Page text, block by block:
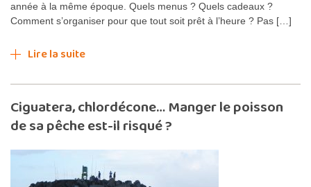
année à la même époque. Quels menus ? Quels cadeaux ?
Comment s’organiser pour que tout soit prêt à l’heure ? Pas […]
Lire la suite
Ciguatera, chlordécone… Manger le poisson
de sa pêche est-il risqué ?